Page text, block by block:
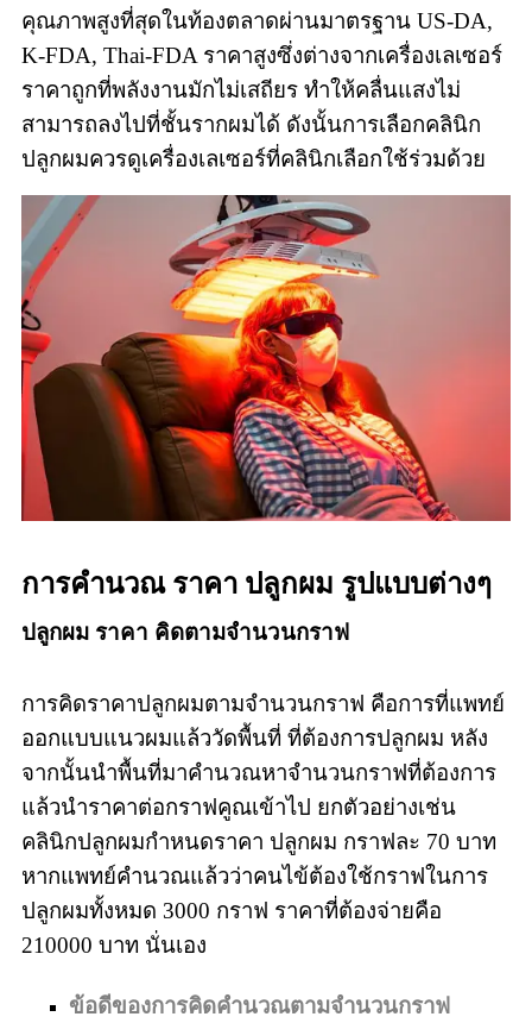
คุณภาพสูงที่สุดในท้องตลาดผ่านมาตรฐาน US-DA,
K-FDA, Thai-FDA ราคาสูงซึ่งต่างจากเครื่องเลเซอร์
ราคาถูกที่พลังงานมักไม่เสถียร ทำให้คลื่นแสงไม่
สามารถลงไปที่ชั้นรากผมได้ ดังนั้นการเลือกคลินิก
ปลูกผมควรดูเครื่องเลเซอร์ที่คลินิกเลือกใช้ร่วมด้วย
การคำนวณ ราคา ปลูกผม รูปแบบต่างๆ
ปลูกผม ราคา คิดตามจำนวนกราฟ
การคิดราคาปลูกผมตามจำนวนกราฟ คือการที่แพทย์
ออกแบบแนวผมแล้ววัดพื้นที่ ที่ต้องการปลูกผม หลัง
จากนั้นนำพื้นที่มาคำนวณหาจำนวนกราฟที่ต้องการ
แล้วนำราคาต่อกราฟคูณเข้าไป ยกตัวอย่างเช่น
คลินิกปลูกผมกำหนดราคา ปลูกผม กราฟละ 70 บาท
หากแพทย์คำนวณแล้วว่าคนไข้ต้องใช้กราฟในการ
ปลูกผมทั้งหมด 3000 กราฟ ราคาที่ต้องจ่ายคือ
210000 บาท นั่นเอง
ข้อดีของการคิดคำนวณตามจำนวนกราฟ